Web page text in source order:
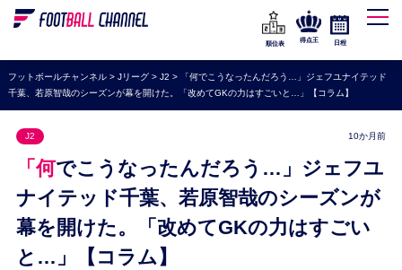
WEリーグ
海外サッカー
プレミアリーグ
セリエA
ブンデスリーガ
UEFA
ナショナルチーム
順位表
得点王 日程
フットボールチャンネル> Jリーグ> J2 >
「何でこうなったんだろう…」ジェフユナイテッド
千葉、若原智哉のシーズンが幕を開けた。「改めてGKの力はすごいと…」【コラム】
J2 10か月前
「何でこうなったんだろう…」ジェフユ
ナイテッド千葉、若原智哉のシーズンが
幕を開けた。「改めてGKの力はすごい
と…」【コラム】